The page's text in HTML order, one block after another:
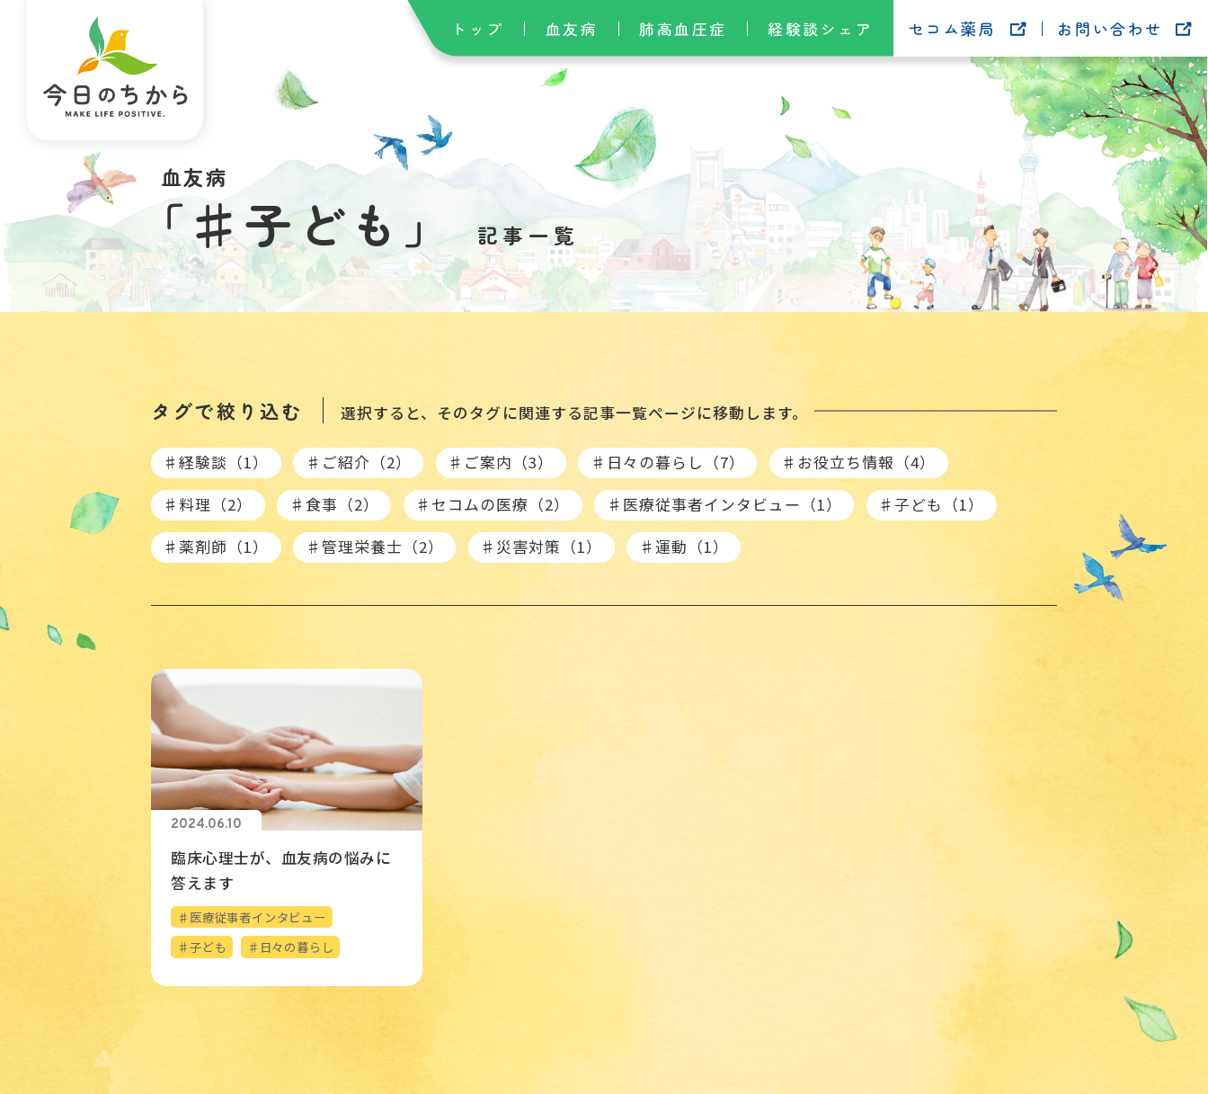
トップ 血友病 肺高血圧症 経験談シェア セコム薬局 お問い合わせ
血友病
「♯子ども」 記事一覧
タグで絞り込む 選択すると、そのタグに関連する記事一覧ページに移動します。
♯経験談（1） ♯ご紹介（2） ♯ご案内（3） ♯日々の暮らし（7）
♯お役立ち情報（4）
♯料理（2）
♯食事（2） ♯セコムの医療（2） ♯医療従事者インタビュー（1）
♯子ども（1）
♯薬剤師（1）
♯管理栄養士（2） ♯災害対策（1） ♯運動（1）
2024.06.10
臨床心理士が、血友病の悩みに
答えます
♯医療従事者インタビュー
♯子ども
♯日々の暮らし